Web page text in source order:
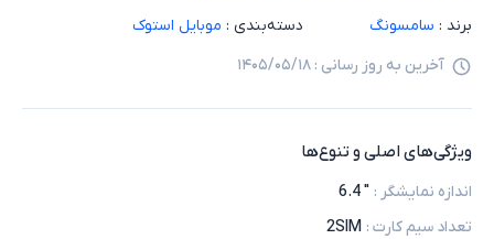
برند : سامسونگ دسته‌بندی : موبایل استوک
آخرین به روز رسانی : ۱۴۰۵/۰۵/۱۸
ویژگی‌های اصلی و تنوع‌ها
اندازه نمایشگر :
" 6.4
تعداد سیم کارت :
2SIM